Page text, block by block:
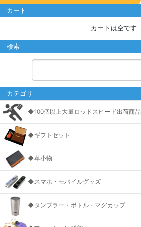
カート
カートは空です
検索
カテゴリ
◆100個以上大量ロッドスピード出荷商品
◆ギフトセット
◆革小物
◆スマホ・モバイルグッズ
◆タンブラー・ボトル・マグカップ